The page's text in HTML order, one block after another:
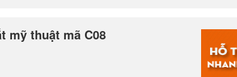
mỹ thuật mã C08